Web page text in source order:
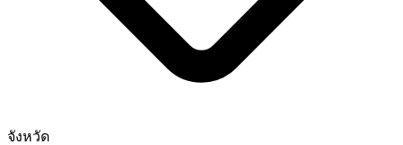
จังหวัด